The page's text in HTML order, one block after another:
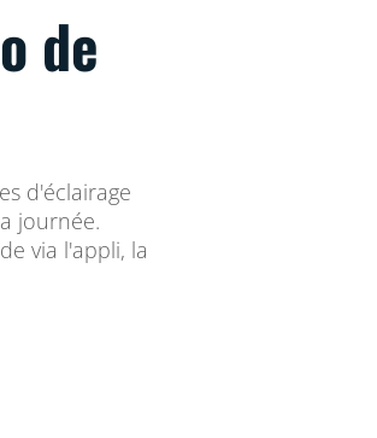
de
d'éclairage
journée.
via l'appli, la